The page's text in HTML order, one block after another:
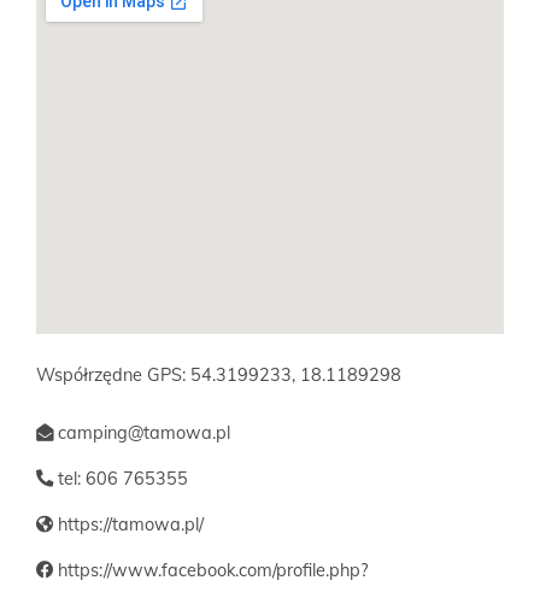
Współrzędne GPS: 54.3199233, 18.1189298
camping@tamowa.pl
tel: 606 765355
https://tamowa.pl/
https://www.facebook.com/profile.php?